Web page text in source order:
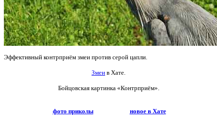
Эффективный контрприём змеи против серой цапли.
Змеи в Хате.
Бойцовская картинка «Контрприём».
фото приколы новое в Хате